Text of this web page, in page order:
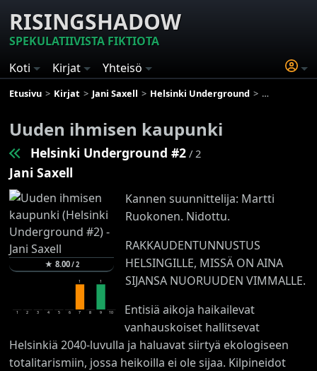
RISINGSHADOW
SPEKULATIIVISTA FIKTIOTA
Koti
Kirjat Yhteisö
Etusivu Kirjat Jani Saxell Helsinki Underground Uuden
Uuden ihmisen kaupunki
Helsinki Underground #2 / 2
Jani Saxell
★ 8.00/2
1 2 3 4 5 6
1
7 8
1
9 10
Kannen suunnittelija: Martti
Ruokonen. Nidottu.
RAKKAUDENTUNNUSTUS
HELSINGILLE, MISSÄ ON AINA
SIJANSA NUORUUDEN VIMMALLE.
Entisiä aikoja haikailevat
vanhauskoiset hallitsevat
Helsinkiä 2040-luvulla ja haluavat siirtyä ekologiseen
totalitarismiin, jossa heikoilla ei ole sijaa. Kilpineidot